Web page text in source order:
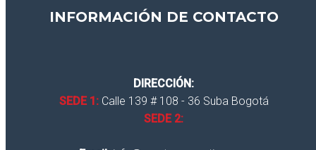
INFORMACIÓN DE CONTACTO
DIRECCIÓN:
SEDE 1:Calle 139 # 108 - 36 Suba Bogotá
SEDE 2: